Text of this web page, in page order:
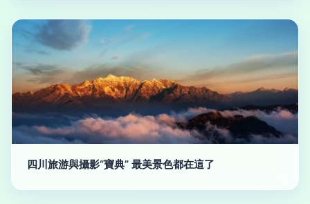
四川旅游與攝影“寶典” 最美景色都在這了